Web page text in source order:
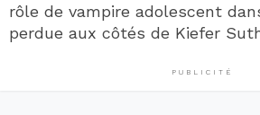
rôle de vampire adolescent
perdue aux côtés de Kiefer
PUBLICITÉ